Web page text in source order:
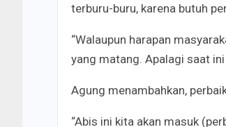
terburu-buru, karena butuh
“Walaupun harapan
yang matang. Apalagi saat
Agung menambahkan,
“Abis ini kita akan masuk